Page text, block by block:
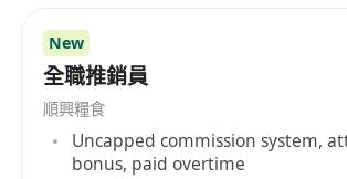
New
全職推銷員
順興糧食
Uncapped commission system,
bonus, paid overtime